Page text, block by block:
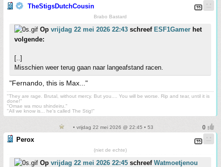
TheStigsDutchCousin
Brabo Bastard
Op vrijdag 22 mei 2026 22:43 schreef ESF1Gamer het
volgende:
[..]
Misschien weer terug gaan naar langeafstand racen.
"Fernando, this is Max..."
"They are rage. Brutal, without mercy. But you.... You will be worse. Rip and tear, until it is
done!"
"Omae wa mou shindeiru."
"All we know is... he's called The Stig!"
• vrijdag 22 mei 2026 @ 22:45 • 53
Perox
(niet de echte)
Op vrijdag 22 mei 2026 22:45 schreef Watmoetjenou